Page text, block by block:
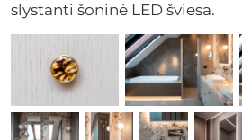
slystanti šoninė LED šviesa.